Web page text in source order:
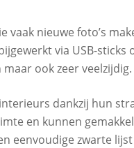
nieuwe foto’s
via USB-sticks
ook zeer veelzijdig.
dankzij hun
en kunnen
eenvoudige zwarte